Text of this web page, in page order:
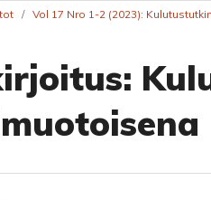
/ Vol 17 Nro 1-2 (2023):